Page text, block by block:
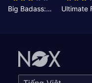
Big Badass: Game AFK Idle RPG